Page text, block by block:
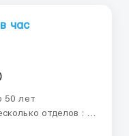
час
50 лет
отделов : —
(работа со